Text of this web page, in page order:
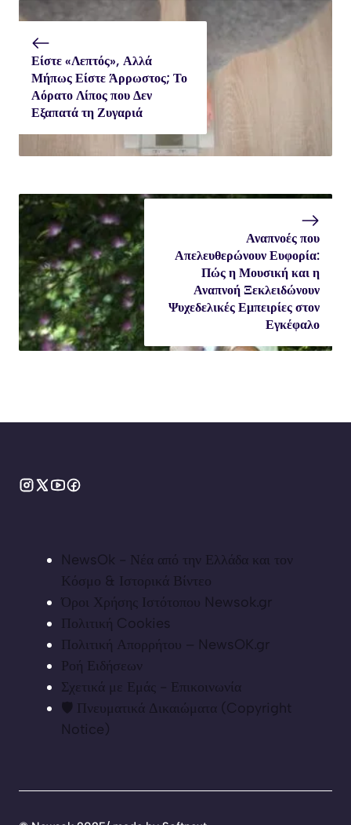
Είστε «Λεπτός», Αλλά
Μήπως Είστε Άρρωστος; Το
Αόρατο Λίπος που Δεν
Εξαπατά τη Ζυγαριά
Αναπνοές που
Απελευθερώνουν Ευφορία:
Πώς η Μουσική και η
Αναπνοή Ξεκλειδώνουν
Ψυχεδελικές Εμπειρίες στον
Εγκέφαλο
NewsOk - Νέα από την Ελλάδα και τον
Κόσμο & Ιστορικά Βίντεο
Όροι Χρήσης Ιστότοπου Newsok.gr
Πολιτική Cookies
Πολιτική Απορρήτου – NewsOK.gr
Ροή Ειδήσεων
Σχετικά με Εμάς - Επικοινωνία
🛡️ Πνευματικά Δικαιώματα (Copyright
Notice)